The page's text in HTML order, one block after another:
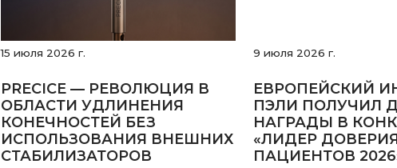
15 июля 2026 г.
PRECICE — РЕВОЛЮЦИЯ В
ОБЛАСТИ УДЛИНЕНИЯ
КОНЕЧНОСТЕЙ БЕЗ
ИСПОЛЬЗОВАНИЯ ВНЕШНИХ
СТАБИЛИЗАТОРОВ
9 июля 2026 г.
ЕВРОПЕЙСКИЙ
ПЭЛИ ПОЛУЧИЛ
НАГРАДЫ В
«ЛИДЕР
ПАЦИЕНТОВ